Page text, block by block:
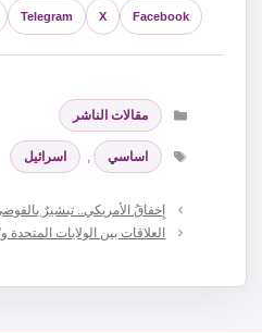
Facebook
X
Telegram
التصنيفات
مقالات الناشر
الوسوم
اساسي , اسرائيل
إِخفاقُ الأمريكي.. تبشيرٌ
العلاقات بين الولايات